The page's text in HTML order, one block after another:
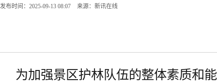
发布时间：2025-09-13 08:07 来源：新讯在线
为加强景区护林队伍的整体素质和